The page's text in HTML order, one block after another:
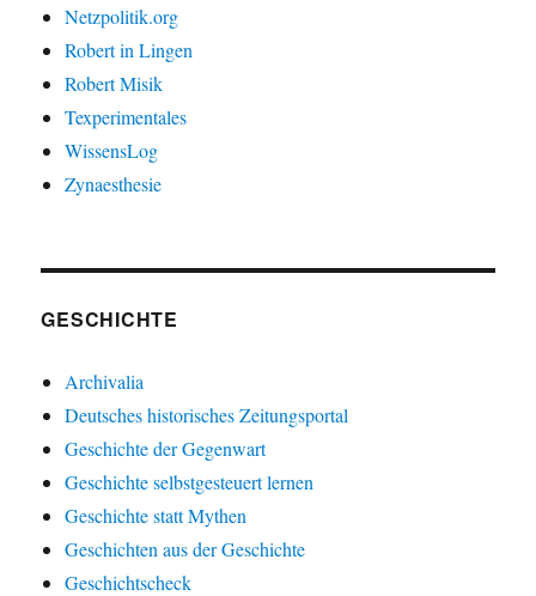
Netzpolitik.org
Robert in Lingen
Robert Misik
Texperimentales
WissensLog
Zynaesthesie
GESCHICHTE
Archivalia
Deutsches historisches Zeitungsportal
Geschichte der Gegenwart
Geschichte selbstgesteuert lernen
Geschichte statt Mythen
Geschichten aus der Geschichte
Geschichtscheck